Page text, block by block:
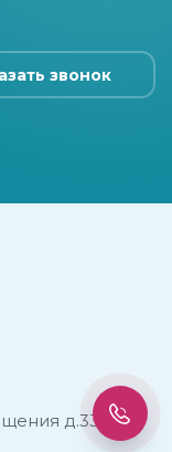
звонок
д.33 к.2